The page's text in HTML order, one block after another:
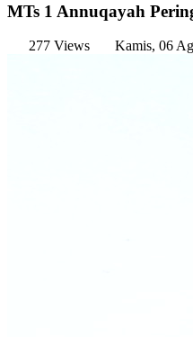
MTs 1 Annuqayah
277 Views Kamis, 06